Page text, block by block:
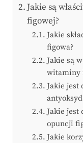
Jakie są
figowej?
Jakie
figowa?
Jakie są
witaminy
Jakie jest
Jakie jest
opuncji
Jakie